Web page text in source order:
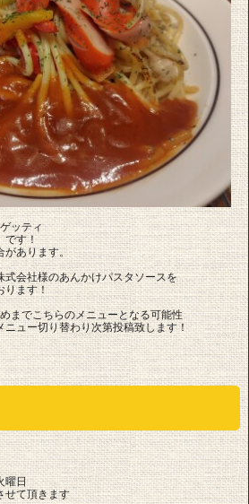
ッティ
です！
があります。
式会社様のあんかけパスタソースを
ります！
までこちらのメニューとなる可能性
ニュー切り替わり次第投稿致します！
曜日
せて頂きます